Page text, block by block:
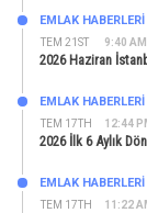
TEM 21ST 9:40 AM
EMLAK HABERLERI
2026 Haziran
TEM 17TH 12:44
EMLAK HABERLERI
2026 İlk 6 Aylık
TEM 17TH 11:22
EMLAK HABERLERI